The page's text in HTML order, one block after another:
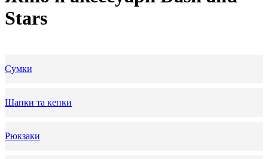
Stars
Сумки
Шапки та кепки
Рюкзаки